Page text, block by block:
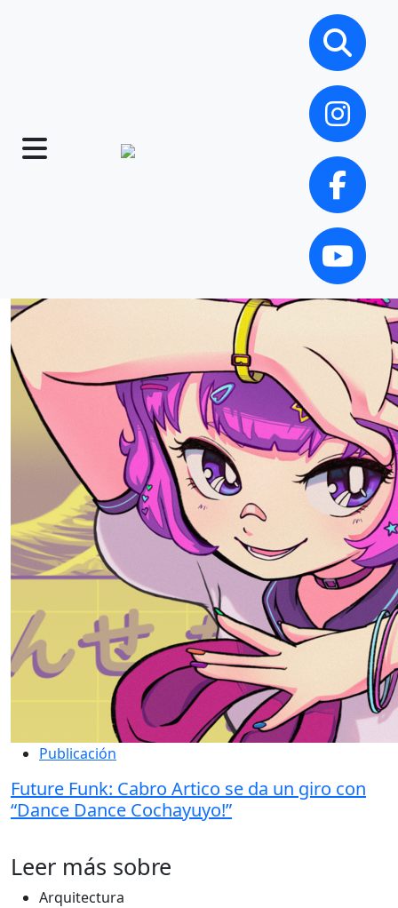
Publicación
Future Funk: Cabro Artico se da un giro con
“Dance Dance Cochayuyo!”
Leer más sobre
Arquitectura